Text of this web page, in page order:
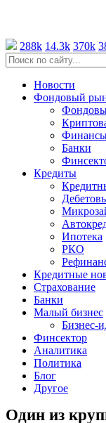
288k 14.3k 370k
Новости
Фондовый
Банки
Кредиты
Ипотека
РКО
Кредитные
Страхование
Банки
Малый бизнес
Бизнес-
Финсектор
Аналитика
Политика
Блог
Другое
Один из